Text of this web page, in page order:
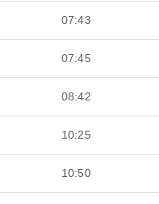
07:43
07:45
08:42
10:25
10:50